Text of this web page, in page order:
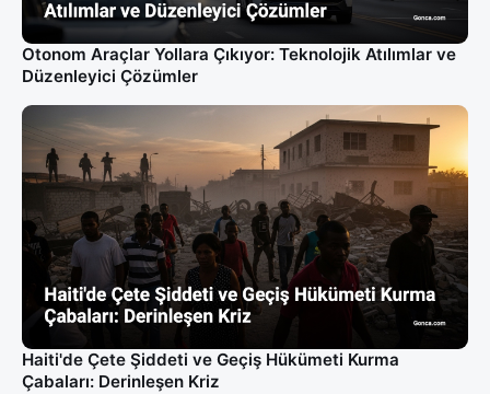
Otonom Araçlar Yollara Çıkıyor: Teknolojik Atılımlar ve
Düzenleyici Çözümler
Haiti'de Çete Şiddeti ve Geçiş Hükümeti Kurma
Çabaları: Derinleşen Kriz